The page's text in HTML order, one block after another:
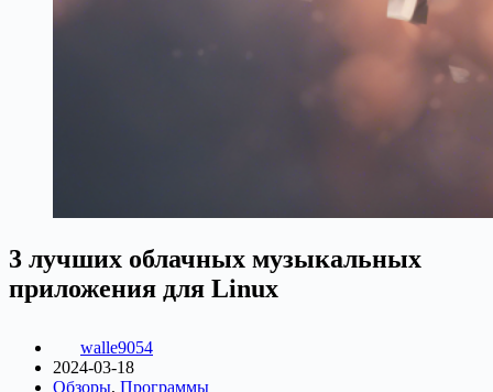
3 лучших облачных музыкальных
приложения для Linux
walle9054
2024-03-18
Обзоры, Программы